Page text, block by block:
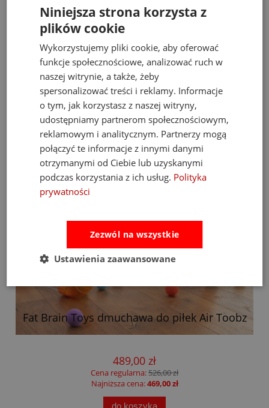
35 cm 12m+
99,00 zł 85,00 zł
Bestsellery
Fat Brain Toys dmuchawa do piłek Air Toobz
489,00 zł
Cena regularna:526,00 zł
Najniższa cena:469,00 zł
do koszyka
Niniejsza strona korzysta z
plików cookie
Wykorzystujemy pliki cookie, aby oferować
funkcje społecznościowe, analizować ruch w
naszej witrynie, a także, żeby
spersonalizować treści i reklamy. Informacje
o tym, jak korzystasz z naszej witryny,
udostępniamy partnerom społecznościowym,
reklamowym i analitycznym. Partnerzy mogą
połączyć te informacje z innymi danymi
otrzymanymi od Ciebie lub uzyskanymi
podczas korzystania z ich usług. Polityka
prywatności
Zezwól na wszystkie
Ustawienia zaawansowane